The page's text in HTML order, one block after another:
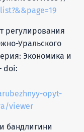
регулирования
Уральского
Экономика и
doi:
opyt-
viewer
бандлигини